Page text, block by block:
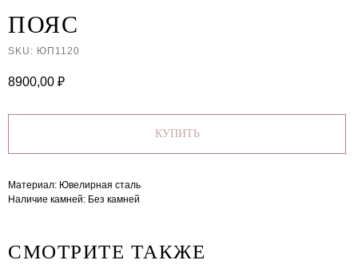
ПОЯС
SKU: ЮП1120
8900,00 ₽
КУПИТЬ
Материал: Ювелирная сталь
Наличие камней: Без камней
СМОТРИТЕ ТАКЖЕ